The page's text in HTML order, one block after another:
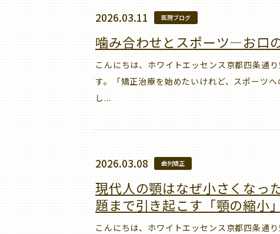
2026.03.11 医院ブログ
噛み合わせとスポーツ—お口
こんにちは、ホワイトエッセンス京都四条通
す。「矯正治療を始めたいけれど、スポーツ
し...
2026.03.08 歯列矯正
現代人の顎はなぜ小さくなっ
題まで引き起こす「顎の縮小
こんにちは、ホワイトエッセンス京都四条通